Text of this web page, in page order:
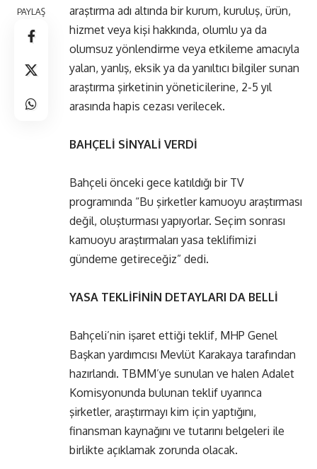
PAYLAŞ
araştırma adı altında bir kurum, kuruluş, ürün,
hizmet veya kişi hakkında, olumlu ya da
olumsuz yönlendirme veya etkileme amacıyla
yalan, yanlış, eksik ya da yanıltıcı bilgiler sunan
araştırma şirketinin yöneticilerine, 2-5 yıl
arasında hapis cezası verilecek.
BAHÇELİ SİNYALİ VERDİ
Bahçeli önceki gece katıldığı bir TV
programında “Bu şirketler kamuoyu araştırması
değil, oluşturması yapıyorlar. Seçim sonrası
kamuoyu araştırmaları yasa teklifimizi
gündeme getireceğiz” dedi.
YASA TEKLİFİNİN DETAYLARI DA BELLİ
Bahçeli’nin işaret ettiği teklif, MHP Genel
Başkan yardımcısı Mevlüt Karakaya tarafından
hazırlandı. TBMM’ye sunulan ve halen Adalet
Komisyonunda bulunan teklif uyarınca
şirketler, araştırmayı kim için yaptığını,
finansman kaynağını ve tutarını belgeleri ile
birlikte açıklamak zorunda olacak.